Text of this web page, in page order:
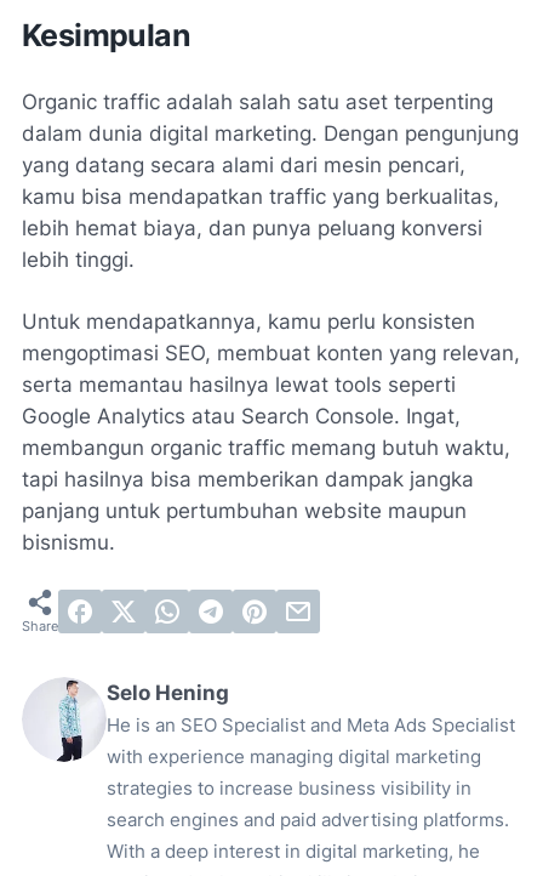
Kesimpulan
Organic traffic adalah salah satu aset terpenting
dalam dunia digital marketing. Dengan pengunjung
yang datang secara alami dari mesin pencari,
kamu bisa mendapatkan traffic yang berkualitas,
lebih hemat biaya, dan punya peluang konversi
lebih tinggi.
Untuk mendapatkannya, kamu perlu konsisten
mengoptimasi SEO, membuat konten yang relevan,
serta memantau hasilnya lewat tools seperti
Google Analytics atau Search Console. Ingat,
membangun organic traffic memang butuh waktu,
tapi hasilnya bisa memberikan dampak jangka
panjang untuk pertumbuhan website maupun
bisnismu.
Selo Hening
He is an SEO Specialist and Meta Ads Specialist
with experience managing digital marketing
strategies to increase business visibility in
search engines and paid advertising platforms.
With a deep interest in digital marketing, he